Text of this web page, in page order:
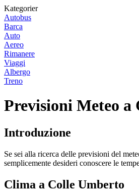
Kategorier
Autobus
Barca
Auto
Aereo
Rimanere
Viaggi
Albergo
Treno
Previsioni Meteo a
Introduzione
Se sei alla ricerca delle previsioni del
semplicemente desideri conoscere le
Clima a Colle Umberto